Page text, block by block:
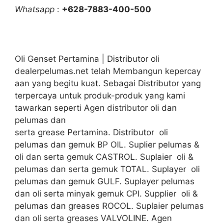
Whatsapp : +628-7883-400-500
Oli Genset Pertamina | Distributor oli
dealerpelumas.net telah Membangun kepercay
aan yang begitu kuat. Sebagai Distributor yang
terpercaya untuk produk-produk yang kami
tawarkan seperti Agen distributor oli dan
pelumas dan
serta grease Pertamina. Distributor oli
pelumas dan gemuk BP OIL. Suplier pelumas &
oli dan serta gemuk CASTROL. Suplaier oli &
pelumas dan serta gemuk TOTAL. Suplayer oli
pelumas dan gemuk GULF. Suplayer pelumas
dan oli serta minyak gemuk CPI. Supplier oli &
pelumas dan greases ROCOL. Suplaier pelumas
dan oli serta greases VALVOLINE. Agen